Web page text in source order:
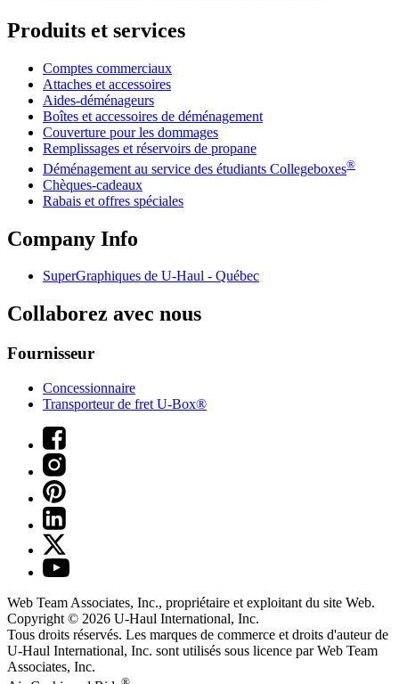
Produits et services
Comptes commerciaux
Attaches et accessoires
Aides-déménageurs
Boîtes et accessoires de déménagement
Couverture pour les dommages
Remplissages et réservoirs de propane
Déménagement au service des étudiants Collegeboxes®
Chèques-cadeaux
Rabais et offres spéciales
Company Info
SuperGraphiques de U-Haul - Québec
Collaborez avec nous
Fournisseur
Concessionnaire
Transporteur de fret U-Box®
Web Team Associates, Inc., propriétaire et exploitant du site Web.
Copyright © 2026 U-Haul International, Inc.
Tous droits réservés. Les marques de commerce et droits d'auteur de
U-Haul International, Inc. sont utilisés sous licence par Web Team
Associates, Inc.